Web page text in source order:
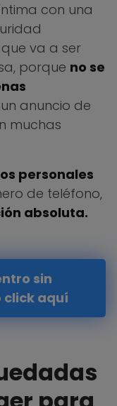
con una
va a ser
porque no se
anuncio de
muchas
personales
de teléfono,
absoluta.
sin
click aquí